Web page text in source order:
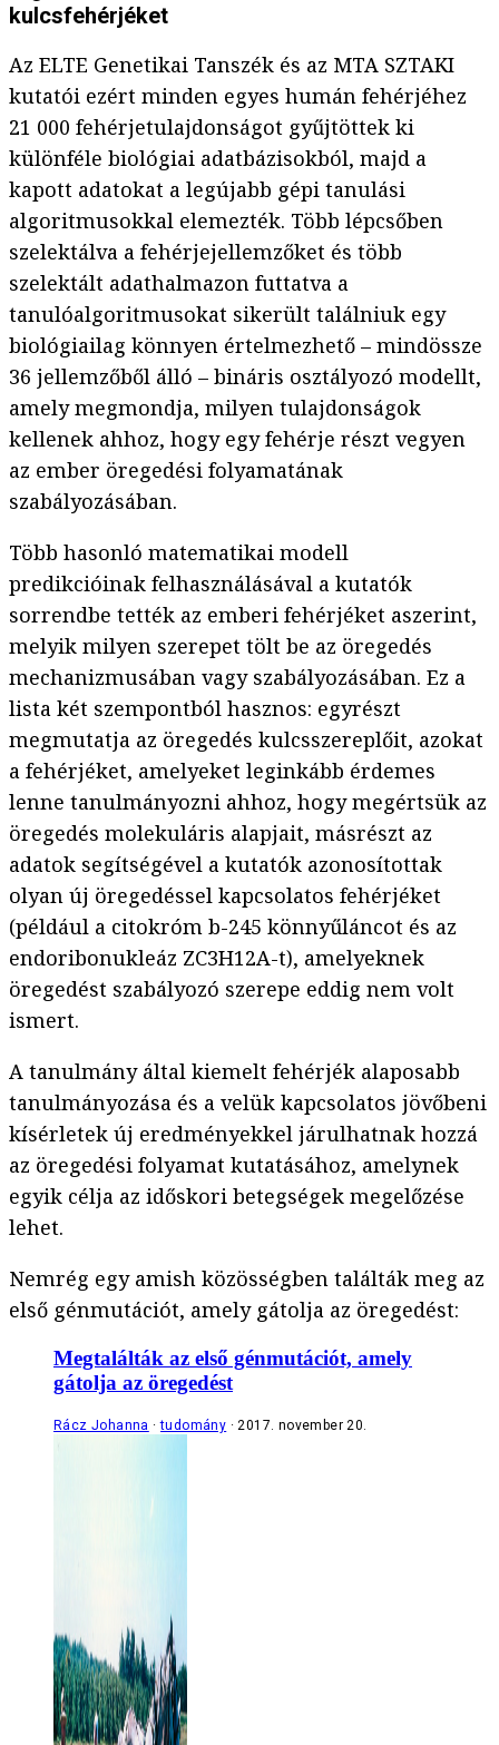
kulcsfehérjéket
Az ELTE Genetikai Tanszék és az MTA SZTAKI
kutatói ezért minden egyes humán fehérjéhez
21 000 fehérjetulajdonságot gyűjtöttek ki
különféle biológiai adatbázisokból, majd a
kapott adatokat a legújabb gépi tanulási
algoritmusokkal elemezték. Több lépcsőben
szelektálva a fehérjejellemzőket és több
szelektált adathalmazon futtatva a
tanulóalgoritmusokat sikerült találniuk egy
biológiailag könnyen értelmezhető – mindössze
36 jellemzőből álló – bináris osztályozó modellt,
amely megmondja, milyen tulajdonságok
kellenek ahhoz, hogy egy fehérje részt vegyen
az ember öregedési folyamatának
szabályozásában.
Több hasonló matematikai modell
predikcióinak felhasználásával a kutatók
sorrendbe tették az emberi fehérjéket aszerint,
melyik milyen szerepet tölt be az öregedés
mechanizmusában vagy szabályozásában. Ez a
lista két szempontból hasznos: egyrészt
megmutatja az öregedés kulcsszereplőit, azokat
a fehérjéket, amelyeket leginkább érdemes
lenne tanulmányozni ahhoz, hogy megértsük az
öregedés molekuláris alapjait, másrészt az
adatok segítségével a kutatók azonosítottak
olyan új öregedéssel kapcsolatos fehérjéket
(például a citokróm b-245 könnyűláncot és az
endoribonukleáz ZC3H12A-t), amelyeknek
öregedést szabályozó szerepe eddig nem volt
ismert.
A tanulmány által kiemelt fehérjék alaposabb
tanulmányozása és a velük kapcsolatos jövőbeni
kísérletek új eredményekkel járulhatnak hozzá
az öregedési folyamat kutatásához, amelynek
egyik célja az időskori betegségek megelőzése
lehet.
Nemrég egy amish közösségben találták meg az
első génmutációt, amely gátolja az öregedést:
Megtalálták az első génmutációt, amely
gátolja az öregedést
Rácz Johanna tudomány 2017. november 20.